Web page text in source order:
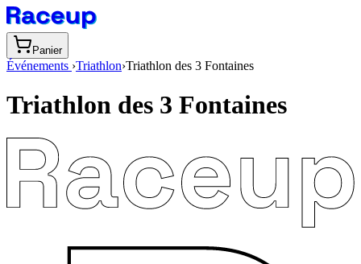
Panier
Événements ›Triathlon›Triathlon des 3 Fontaines
Triathlon des 3 Fontaines